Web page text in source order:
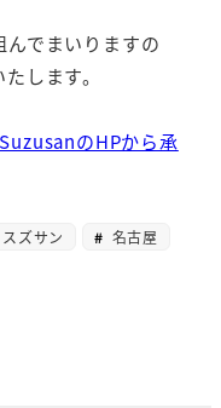
でまいりますの
します。
のHPから承
スズサン
名古屋